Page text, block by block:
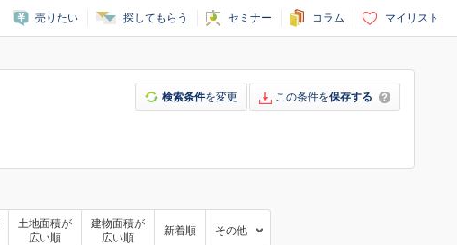
売りたい 探してもらう セミナー コラム マイリスト
検索条件を変更 この条件を保存する
土地面積が
広い順
建物面積が
広い順
新着順 その他